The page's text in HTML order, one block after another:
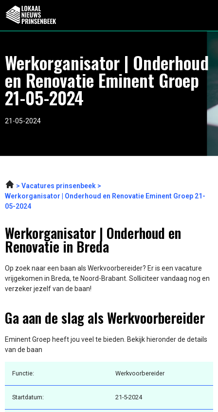
Werkorganisator | Onderhoud
en Renovatie Eminent Groep
21-05-2024
21-05-2024
Vacatures prinsenbeek
Werkorganisator | Onderhoud en Renovatie Eminent Groep 21-
05-2024
Werkorganisator | Onderhoud en
Renovatie in Breda
Op zoek naar een baan als Werkvoorbereider? Er is een vacature
vrijgekomen in Breda, te Noord-Brabant. Solliciteer vandaag nog en
verzeker jezelf van de baan!
Ga aan de slag als Werkvoorbereider
Eminent Groep heeft jou veel te bieden. Bekijk hieronder de details
van de baan
Functie: Werkvoorbereider
Startdatum: 21-5-2024